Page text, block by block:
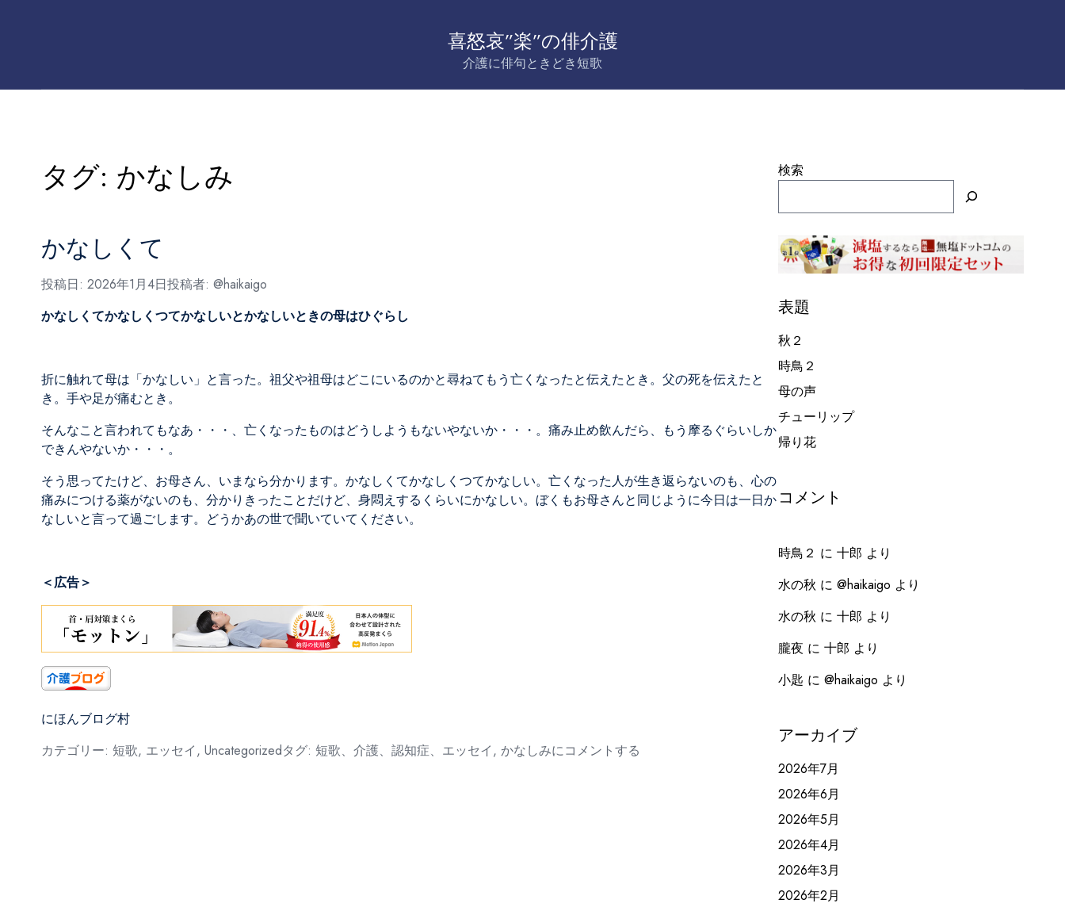
喜怒哀”楽”の俳介護
介護に俳句ときどき短歌
タグ: かなしみ
かなしくて
投稿日: 2026年1月4日投稿者: @haikaigo
かなしくてかなしくつてかなしいとかなしいときの母はひぐらし
折に触れて母は「かなしい」と言った。祖父や祖母はどこにいるのかと尋ねてもう亡くなったと伝えたとき。父の死を伝えたと
き。手や足が痛むとき。
そんなこと言われてもなあ・・・、亡くなったものはどうしようもないやないか・・・。痛み止め飲んだら、もう摩るぐらいしか
できんやないか・・・。
そう思ってたけど、お母さん、いまなら分かります。かなしくてかなしくつてかなしい。亡くなった人が生き返らないのも、心の
痛みにつける薬がないのも、分かりきったことだけど、身悶えするくらいにかなしい。ぼくもお母さんと同じように今日は一日か
なしいと言って過ごします。どうかあの世で聞いていてください。
＜広告＞
にほんブログ村
カテゴリー: 短歌, エッセイ, Uncategorizedタグ: 短歌、介護、認知症、エッセイ, かなしみか
にコメントする
検索
表題
秋２
時鳥２
母の声
チューリップ
帰り花
コメント
時鳥２ に 十郎 より
水の秋 に @haikaigo より
水の秋 に 十郎 より
朧夜 に 十郎 より
小匙 に @haikaigo より
アーカイブ
2026年7月
2026年6月
2026年5月
2026年4月
2026年3月
2026年2月